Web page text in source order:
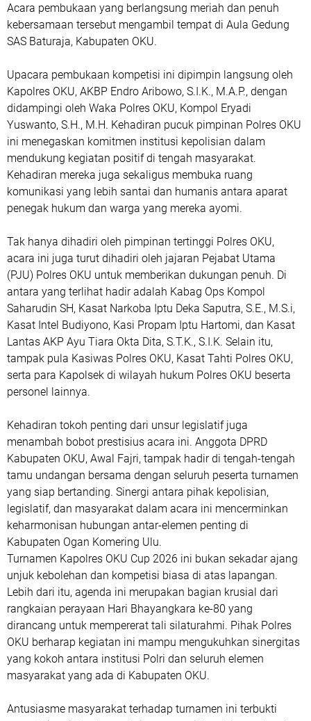
Acara pembukaan yang berlangsung meriah dan penuh
kebersamaan tersebut mengambil tempat di Aula Gedung
SAS Baturaja, Kabupaten OKU.
Upacara pembukaan kompetisi ini dipimpin langsung oleh
Kapolres OKU, AKBP Endro Aribowo, S.I.K., M.A.P., dengan
didampingi oleh Waka Polres OKU, Kompol Eryadi
Yuswanto, S.H., M.H. Kehadiran pucuk pimpinan Polres OKU
ini menegaskan komitmen institusi kepolisian dalam
mendukung kegiatan positif di tengah masyarakat.
Kehadiran mereka juga sekaligus membuka ruang
komunikasi yang lebih santai dan humanis antara aparat
penegak hukum dan warga yang mereka ayomi.
Tak hanya dihadiri oleh pimpinan tertinggi Polres OKU,
acara ini juga turut dihadiri oleh jajaran Pejabat Utama
(PJU) Polres OKU untuk memberikan dukungan penuh. Di
antara yang terlihat hadir adalah Kabag Ops Kompol
Saharudin SH, Kasat Narkoba Iptu Deka Saputra, S.E., M.S.i,
Kasat Intel Budiyono, Kasi Propam Iptu Hartomi, dan Kasat
Lantas AKP Ayu Tiara Okta Dita, S.T.K., S.I.K. Selain itu,
tampak pula Kasiwas Polres OKU, Kasat Tahti Polres OKU,
serta para Kapolsek di wilayah hukum Polres OKU beserta
personel lainnya.
Kehadiran tokoh penting dari unsur legislatif juga
menambah bobot prestisius acara ini. Anggota DPRD
Kabupaten OKU, Awal Fajri, tampak hadir di tengah-tengah
tamu undangan bersama dengan seluruh peserta turnamen
yang siap bertanding. Sinergi antara pihak kepolisian,
legislatif, dan masyarakat dalam acara ini mencerminkan
keharmonisan hubungan antar-elemen penting di
Kabupaten Ogan Komering Ulu.
Turnamen Kapolres OKU Cup 2026 ini bukan sekadar ajang
unjuk kebolehan dan kompetisi biasa di atas lapangan.
Lebih dari itu, agenda ini merupakan bagian krusial dari
rangkaian perayaan Hari Bhayangkara ke-80 yang
dirancang untuk mempererat tali silaturahmi. Pihak Polres
OKU berharap kegiatan ini mampu mengukuhkan sinergitas
yang kokoh antara institusi Polri dan seluruh elemen
masyarakat yang ada di Kabupaten OKU.
Antusiasme masyarakat terhadap turnamen ini terbukti